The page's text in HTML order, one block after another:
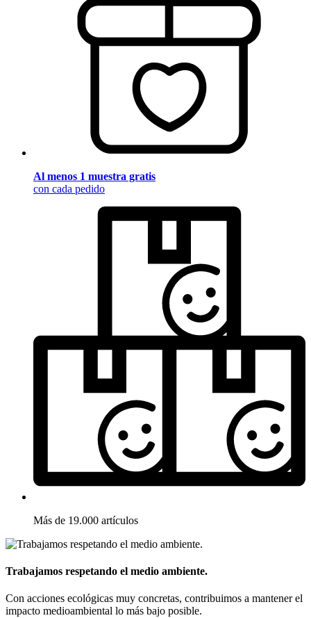
Al menos 1 muestra gratis
con cada pedido
Más de 19.000 artículos
Trabajamos respetando el medio ambiente.
Con acciones ecológicas muy concretas, contribuimos a mantener el
impacto medioambiental lo más bajo posible.